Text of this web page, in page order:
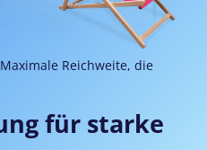
Reichweite, die
für starke